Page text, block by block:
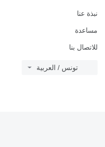
نبذة عنا
مساعدة
للاتصال بنا
تونس / العربية